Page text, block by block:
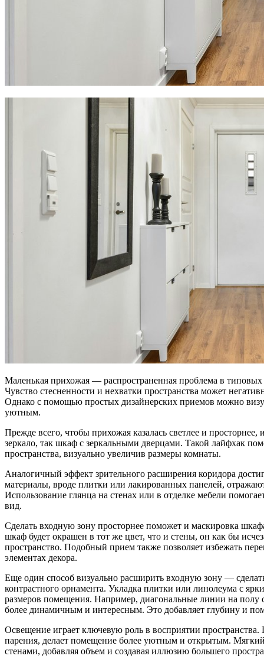
Маленькая прихожая — распространенная проблема в
Чувство стесненности и нехватки пространства может
Однако с помощью простых дизайнерских приемов можно
уютным.
Прежде всего, чтобы прихожая казалась светлее и
зеркало, так шкаф с зеркальными дверцами. Такой лайфхак
пространства, визуально увеличив размеры комнаты.
Аналогичный эффект зрительного расширения коридора
материалы, вроде плитки или лакированных панелей,
Использование глянца на стенах или в отделке мебели
вид.
Сделать входную зону просторнее поможет и маскировка
шкаф будет окрашен в тот же цвет, что и стены, он как бы
пространство. Подобный прием также позволяет избежать
элементах декора.
Еще один способ визуально расширить входную зону —
контрастного орнамента. Укладка плитки или линолеума с
размеров помещения. Например, диагональные линии на полу
более динамичным и интересным. Это добавляет глубину и
Освещение играет ключевую роль в восприятии
парения, делает помещение более уютным и открытым.
стенами, добавляя объем и создавая иллюзию большего